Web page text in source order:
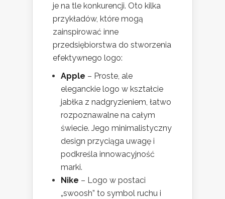
je na tle konkurencji. Oto kilka
przykładów, które mogą
zainspirować inne
przedsiębiorstwa do stworzenia
efektywnego logo:
Apple – Proste, ale
eleganckie logo w kształcie
jabłka z nadgryzieniem, łatwo
rozpoznawalne na całym
świecie. Jego minimalistyczny
design przyciąga uwagę i
podkreśla innowacyjność
marki.
Nike – Logo w postaci
„swoosh” to symbol ruchu i